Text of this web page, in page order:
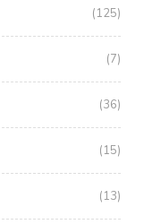
(125)
(7)
(36)
(15)
(13)